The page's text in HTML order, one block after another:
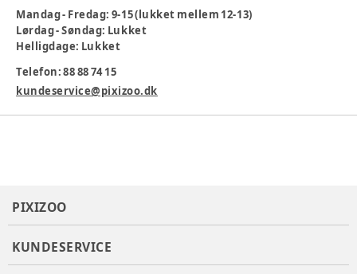
Materialesammensætning:57% Øko Bomuld 38% Modal
5%ELA
Produktionsland:Bangladesh
Tøj størrelse
Varenummer:370382
Mandag - Fredag: 9-15 (lukket mellem 12-13)
Lørdag - Søndag: Lukket
Helligdage: Lukket
Telefon: 88 88 74 15
kundeservice@pixizoo.dk
PIXIZOO
KUNDESERVICE